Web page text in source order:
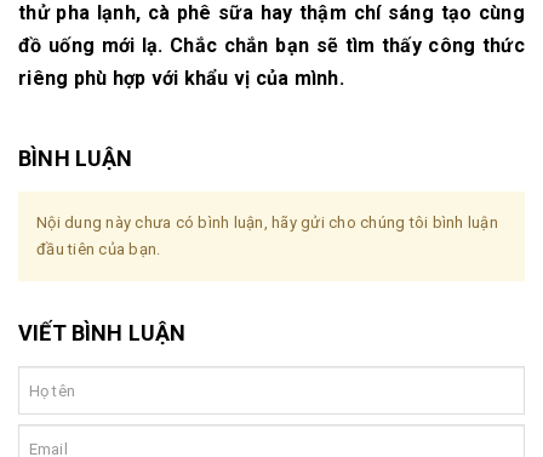
thử pha lạnh, cà phê sữa hay thậm chí sáng tạo cùng
đồ uống mới lạ. Chắc chắn bạn sẽ tìm thấy công thức
riêng phù hợp với khẩu vị của mình.
BÌNH LUẬN
Nội dung này chưa có bình luận, hãy gửi cho chúng tôi bình luận
đầu tiên của bạn.
VIẾT BÌNH LUẬN